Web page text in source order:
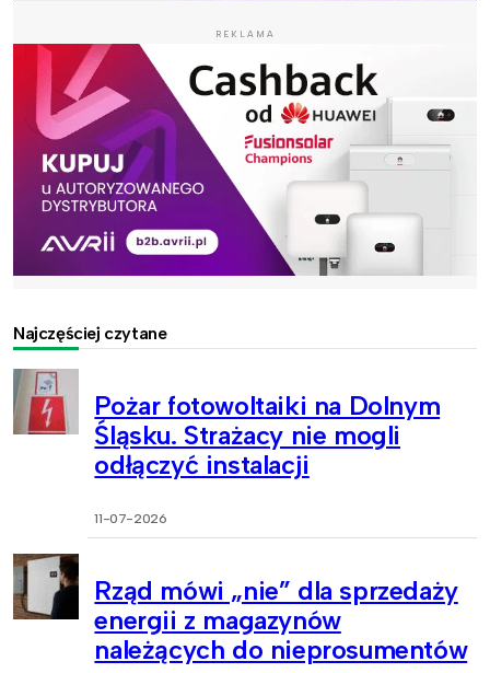
REKLAMA
Najczęściej czytane
Pożar fotowoltaiki na Dolnym
Śląsku. Strażacy nie mogli
odłączyć instalacji
11-07-2026
Rząd mówi „nie” dla sprzedaży
energii z magazynów
należących do nieprosumentów